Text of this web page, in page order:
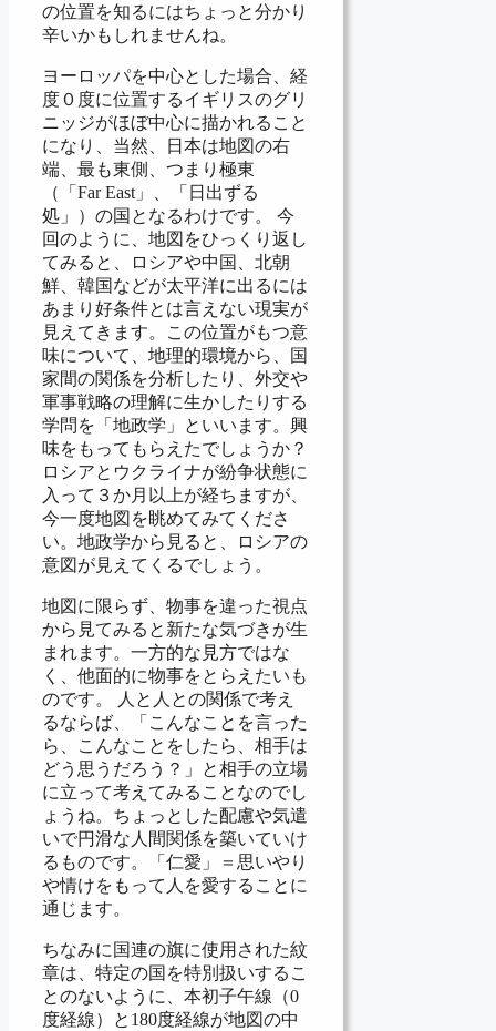
の位置を知るにはちょっと分かり
辛いかもしれませんね。
ヨーロッパを中心とした場合、経
度０度に位置するイギリスのグリ
ニッジがほぼ中心に描かれること
になり、当然、日本は地図の右
端、最も東側、つまり極東
（「Far East」、「日出ずる
処」）の国となるわけです。 今
回のように、地図をひっくり返し
てみると、ロシアや中国、北朝
鮮、韓国などが太平洋に出るには
あまり好条件とは言えない現実が
見えてきます。この位置がもつ意
味について、地理的環境から、国
家間の関係を分析したり、外交や
軍事戦略の理解に生かしたりする
学問を「地政学」といいます。興
味をもってもらえたでしょうか？
ロシアとウクライナが紛争状態に
入って３か月以上が経ちますが、
今一度地図を眺めてみてくださ
い。地政学から見ると、ロシアの
意図が見えてくるでしょう。
地図に限らず、物事を違った視点
から見てみると新たな気づきが生
まれます。一方的な見方ではな
く、他面的に物事をとらえたいも
のです。 人と人との関係で考え
るならば、「こんなことを言った
ら、こんなことをしたら、相手は
どう思うだろう？」と相手の立場
に立って考えてみることなのでし
ょうね。ちょっとした配慮や気遣
いで円滑な人間関係を築いていけ
るものです。「仁愛」＝思いやり
や情けをもって人を愛することに
通じます。
ちなみに国連の旗に使用された紋
章は、特定の国を特別扱いするこ
とのないように、本初子午線（0
度経線）と180度経線が地図の中